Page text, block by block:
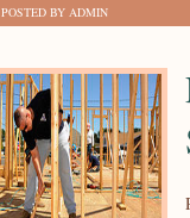
POSTED BY ADMIN